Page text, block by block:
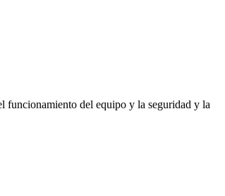
funcionamiento del equipo y la seguridad y la